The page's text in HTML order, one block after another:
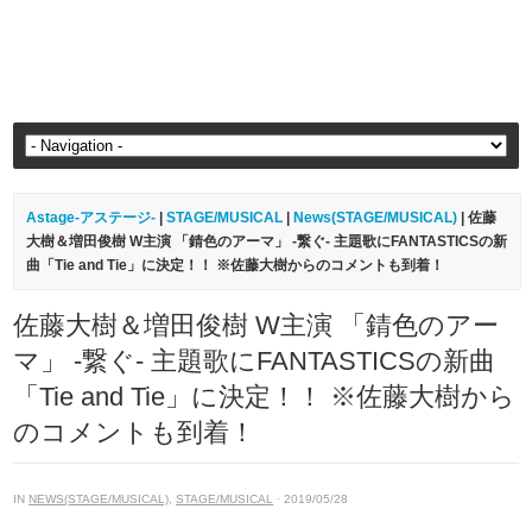
Astage-アステージ- |STAGE/MUSICAL News(STAGE/MUSICAL) | 佐藤
大樹＆増田俊樹 W主演 「錆色のアーマ」 -繋ぐ- 主題歌にFANTASTICSの新
曲「Tie and Tie」に決定！！ ※佐藤大樹からのコメントも到着！
佐藤大樹＆増田俊樹 W主演 「錆色のアー
マ」 -繋ぐ- 主題歌にFANTASTICSの新曲
「Tie and Tie」に決定！！ ※佐藤大樹から
のコメントも到着！
IN NEWS(STAGE/MUSICAL) ,STAGE/MUSICAL · 2019/05/28